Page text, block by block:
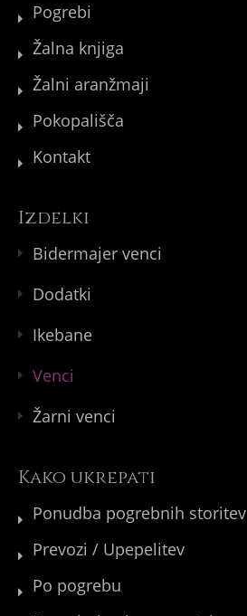
Pogrebi
Žalna knjiga
Žalni aranžmaji
Pokopališča
Kontakt
Izdelki
Bidermajer venci
Dodatki
Ikebane
Venci
Žarni venci
Kako ukrepati
Ponudba pogrebnih storitev
Prevozi / Upepelitev
Po pogrebu